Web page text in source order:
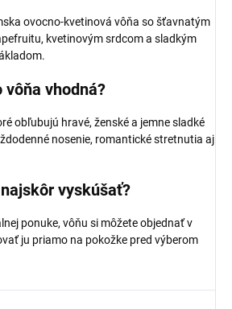
ovocno-kvetinová vôňa so šťavnatým
kvetinovým srdcom a sladkým
vhodná?
obľubujú hravé, ženské a jemne sladké
nosenie, romantické stretnutia aj
vyskúšať?
ponuke, vôňu si môžete objednať v
ju priamo na pokožke pred výberom